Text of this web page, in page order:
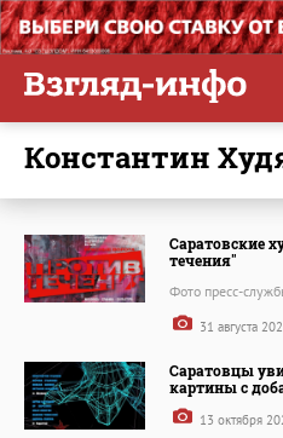
Константин
Саратовские
течения"
Фото пресс-
31 августа
Саратовцы
картины с
13 октября